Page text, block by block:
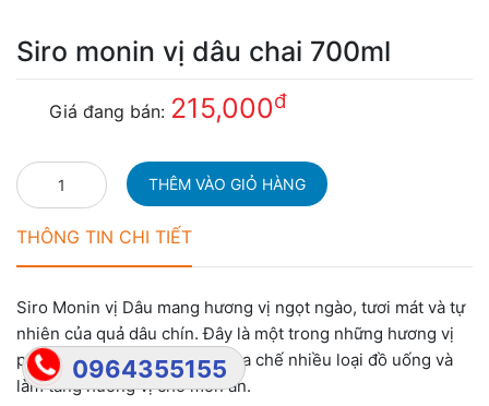
Siro monin vị dâu chai 700ml
Giá đang bán: 215,000đ
THÔNG TIN CHI TIẾT
Siro Monin vị Dâu mang hương vị ngọt ngào, tươi mát và tự
nhiên của quả dâu chín. Đây là một trong những hương vị
phổ biến nhất, phù hợp để pha chế nhiều loại đồ uống và
làm tăng hương vị cho món ăn.
0964355155